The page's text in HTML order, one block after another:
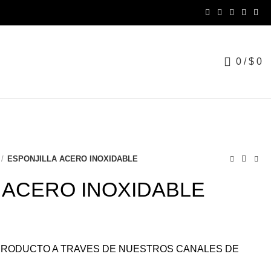
0 / $ 0
ESPONJILLA ACERO INOXIDABLE
INOXIDABLE
A TRAVES DE NUESTROS CANALES DE